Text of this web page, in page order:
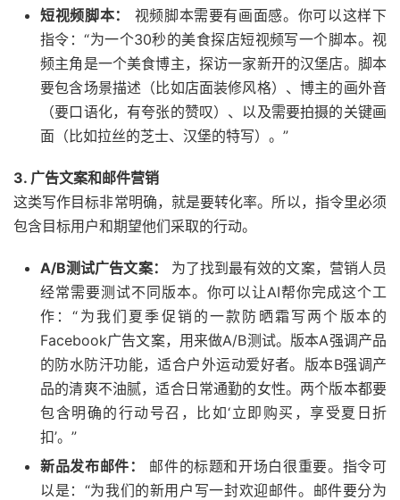
短视频脚本：
视频脚本需要有画面感。你可以这样下
指令：“为一个30秒的美食探店短视频写一个脚本。视
频主角是一个美食博主，探访一家新开的汉堡店。脚本
要包含场景描述（比如店面装修风格）、博主的画外音
（要口语化，有夸张的赞叹）、以及需要拍摄的关键画
面（比如拉丝的芝士、汉堡的特写）。”
3. 广告文案和邮件营销
这类写作目标非常明确，就是要转化率。所以，指令里必须
包含目标用户和期望他们采取的行动。
A/B测试广告文案：
为了找到最有效的文案，营销人员
经常需要测试不同版本。你可以让AI帮你完成这个工
作：“为我们夏季促销的一款防晒霜写两个版本的
Facebook广告文案，用来做A/B测试。版本A强调产品
的防水防汗功能，适合户外运动爱好者。版本B强调产
品的清爽不油腻，适合日常通勤的女性。两个版本都要
包含明确的行动号召，比如‘立即购买，享受夏日折
扣’。”
新品发布邮件：
邮件的标题和开场白很重要。指令可
以是：“为我们的新用户写一封欢迎邮件。邮件要分为